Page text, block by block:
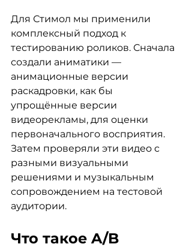
Для Стимол мы применили
комплексный подход к
тестированию роликов. Сначала
создали аниматики —
анимационные версии
раскадровки, как бы
упрощённые версии
видеорекламы, для оценки
первоначального восприятия.
Затем проверяли эти видео с
разными визуальными
решениями и музыкальным
сопровождением на тестовой
аудитории.
Что такое A/B